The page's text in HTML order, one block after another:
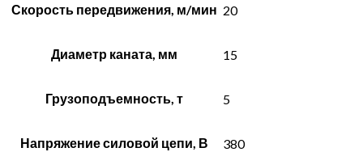
Скорость передвижения, м/мин 20
Диаметр каната, мм 15
Грузоподъемность, т 5
Напряжение силовой цепи, В 380